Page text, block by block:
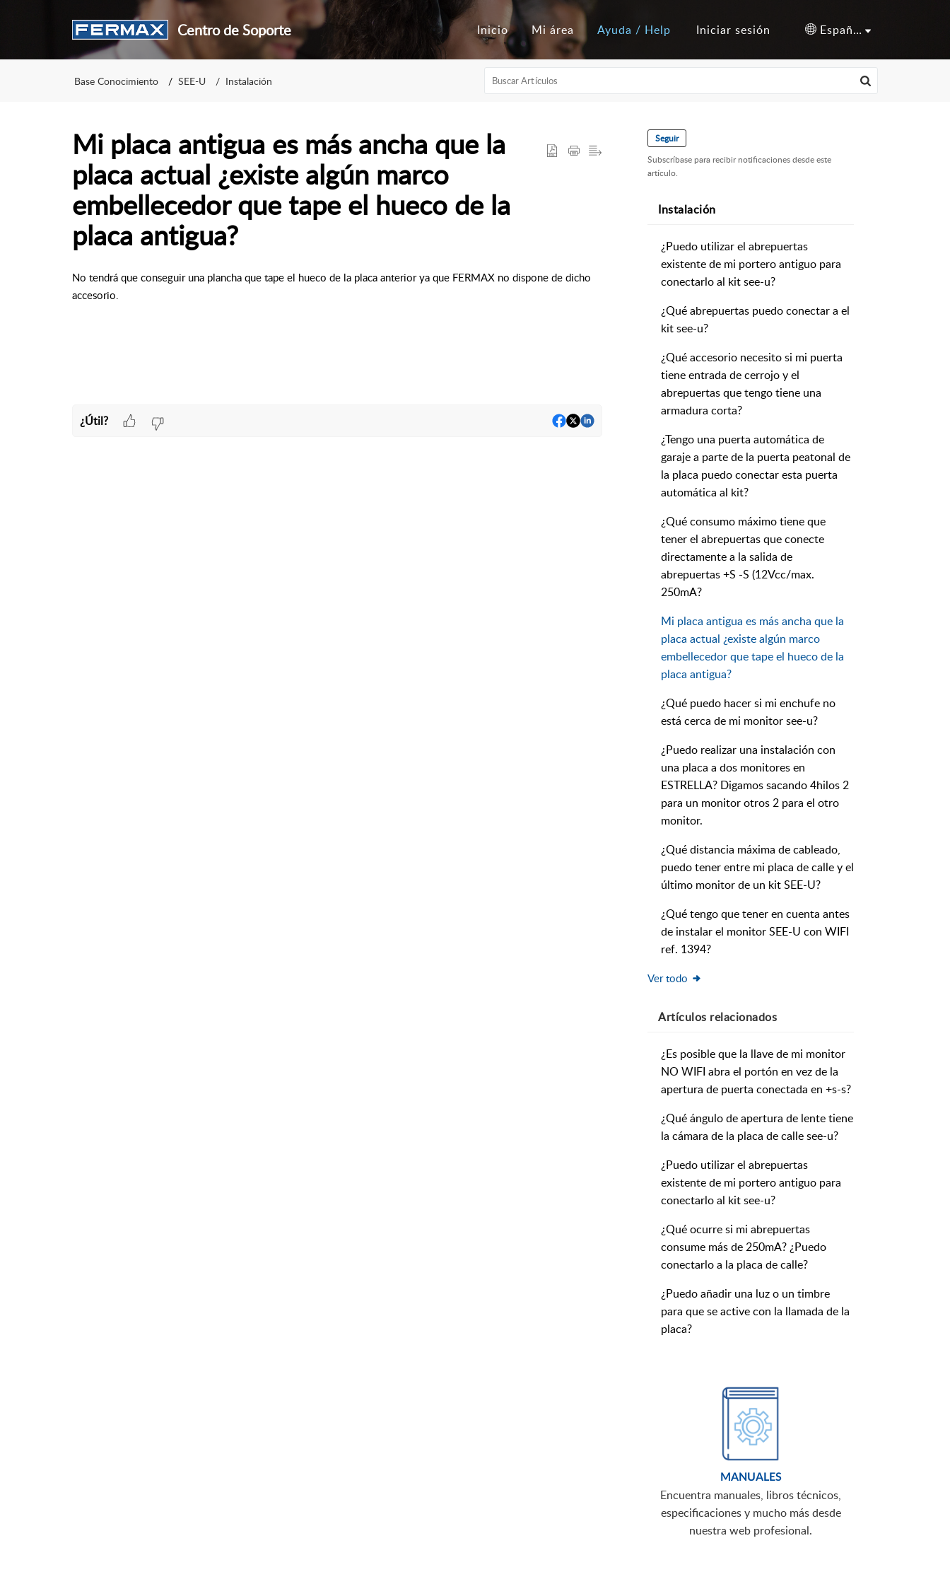
Centro de Soporte Inicio Mi área Ayuda / Help Iniciar sesión Español (España)
Base Conocimiento SEE-U Instalación
Mi placa antigua es más ancha que la
placa actual ¿existe algún marco
embellecedor que tape el hueco de la
placa antigua?
No tendrá que conseguir una plancha que tape el hueco de la placa anterior ya que FERMAX no dispone de dicho
accesorio.
¿Útil?
Seguir
Subscríbase para recibir notificaciones desde este
artículo.
Instalación
¿Puedo utilizar el abrepuertas
existente de mi portero antiguo para
conectarlo al kit see-u?
¿Qué abrepuertas puedo conectar a el
kit see-u?
¿Qué accesorio necesito si mi puerta
tiene entrada de cerrojo y el
abrepuertas que tengo tiene una
armadura corta?
¿Tengo una puerta automática de
garaje a parte de la puerta peatonal de
la placa puedo conectar esta puerta
automática al kit?
¿Qué consumo máximo tiene que
tener el abrepuertas que conecte
directamente a la salida de
abrepuertas +S -S (12Vcc/max.
250mA?
Mi placa antigua es más ancha que la
placa actual ¿existe algún marco
embellecedor que tape el hueco de la
placa antigua?
¿Qué puedo hacer si mi enchufe no
está cerca de mi monitor see-u?
¿Puedo realizar una instalación con
una placa a dos monitores en
ESTRELLA? Digamos sacando 4hilos 2
para un monitor otros 2 para el otro
monitor.
¿Qué distancia máxima de cableado,
puedo tener entre mi placa de calle y el
último monitor de un kit SEE-U?
¿Qué tengo que tener en cuenta antes
de instalar el monitor SEE-U con WIFI
ref. 1394?
Ver todo
Artículos relacionados
¿Es posible que la llave de mi monitor
NO WIFI abra el portón en vez de la
apertura de puerta conectada en +s-s?
¿Qué ángulo de apertura de lente tiene
la cámara de la placa de calle see-u?
¿Puedo utilizar el abrepuertas
existente de mi portero antiguo para
conectarlo al kit see-u?
¿Qué ocurre si mi abrepuertas
consume más de 250mA? ¿Puedo
conectarlo a la placa de calle?
¿Puedo añadir una luz o un timbre
para que se active con la llamada de la
placa?
MANUALES
Encuentra manuales, libros técnicos,
especificaciones y mucho más desde
nuestra web profesional.